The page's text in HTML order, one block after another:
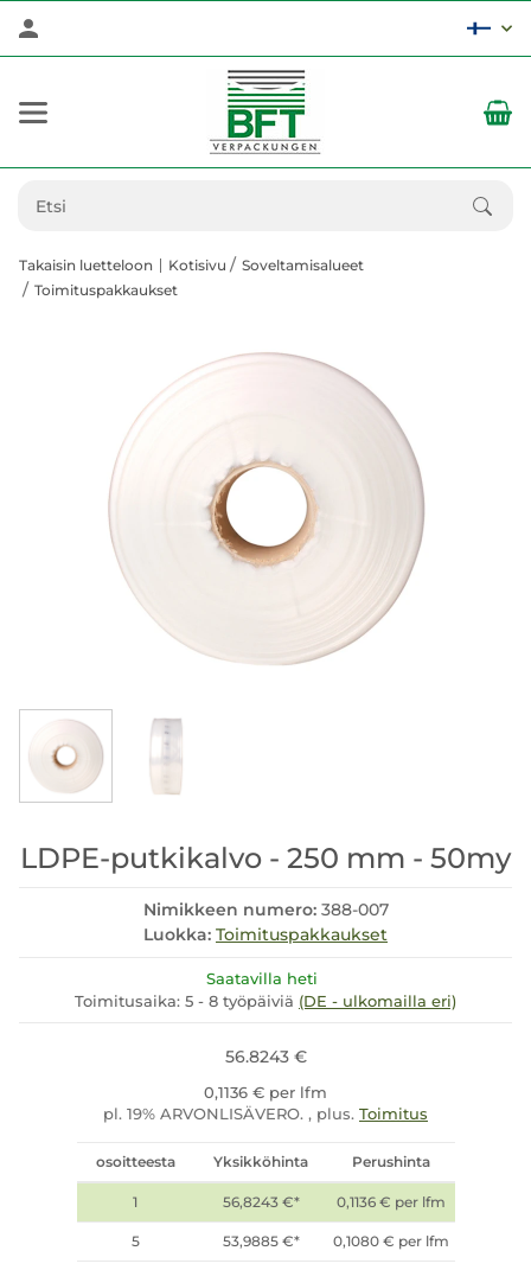
Takaisin luetteloon Kotisivu
Soveltamisalueet
Toimituspakkaukset
LDPE-putkikalvo - 250 mm - 50my
Nimikkeen numero: 388-007
Luokka: Toimituspakkaukset
Saatavilla heti
Toimitusaika: 5 - 8 työpäiviä (DE - ulkomailla eri)
56.8243 €
0,1136 € per lfm
pl. 19% ARVONLISÄVERO. , plus. Toimitus
osoitteesta Yksikköhinta Perushinta
1 56,8243 €* 0,1136 € per lfm
5 53,9885 €* 0,1080 € per lfm